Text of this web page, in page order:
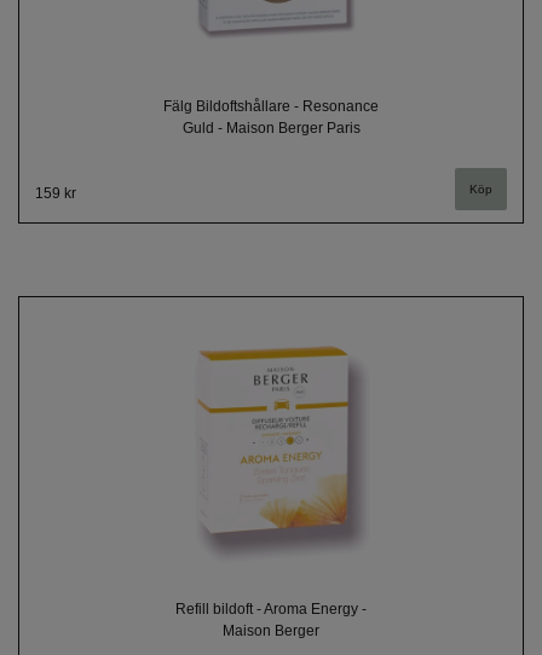
Fälg Bildoftshållare - Resonance
Guld - Maison Berger Paris
159 kr
Refill bildoft - Aroma Energy -
Maison Berger